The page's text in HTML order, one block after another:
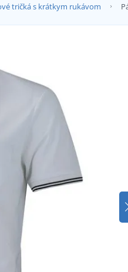
tričká s krátkym rukávom